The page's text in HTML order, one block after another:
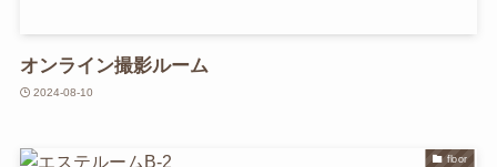
オンライン撮影ルーム
2024-08-10
floor